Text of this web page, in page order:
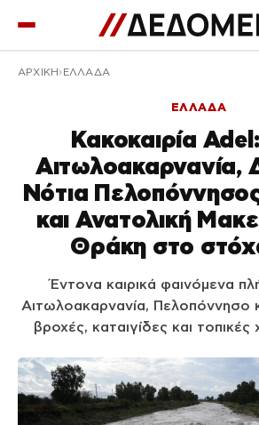
ΑΡΧΙΚΉ ΕΛΛΑΔΑ
ΕΛΛΑΔΑ
Κακοκαιρία Adel:
Αιτωλοακαρνανία,
Νότια
και Ανατολική
Θράκη στο
Έντονα καιρικά φαινόμενα
Αιτωλοακαρνανία, Πελοπόννησο
βροχές, καταιγίδες και